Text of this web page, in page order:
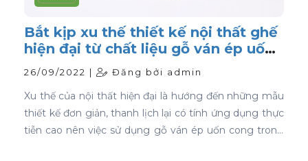
Bắt kịp xu thế thiết kế nội thất ghế
hiện đại từ chất liệu gỗ ván ép uốn
cong
26/09/2022 | Đăng bởi admin
Xu thế của nội thất hiện đại là hướng đến những mẫu
thiết kế đơn giản, thanh lịch lại có tính ứng dụng thực
tiễn cao nên việc sử dụng gỗ ván ép uốn cong trong